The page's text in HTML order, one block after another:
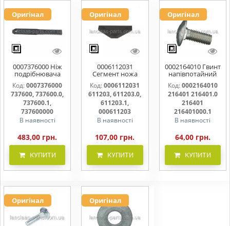
Оригінал
0007376000 Ніж
подрібнювача
соломи,рухомий
737600, 737600.0,
737600.1,
737600000
Код:0007376000
737600, 737600.0,
737600.1,
737600000
В наявності
483,00 грн.
КУПИТИ
Оригінал
0006112031
Сегмент ножа
жатки 611203,
611203.0,
611203.1,
000611203
Код: 0006112031
611203, 611203.0,
611203.1,
000611203
В наявності
107,00 грн.
КУПИТИ
Оригінал
0002164010 Гвинт
напівпотайний
М10х25х20
216401 216401.0
216401.1
216401000
Код:0002164010
216401 216401.0
216401
216401000.1
В наявності
64,00 грн.
КУПИТИ
Оригінал Оригінал